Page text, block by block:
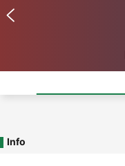
Info